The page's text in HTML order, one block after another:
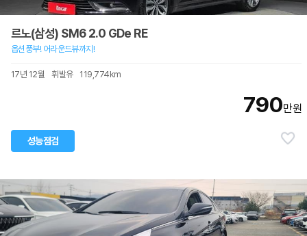
르노(삼성) SM6 2.0 GDe RE
옵션풍부! 어라운드뷰까지!
17년 12월 휘발유 119,774km
성능점검
790만원